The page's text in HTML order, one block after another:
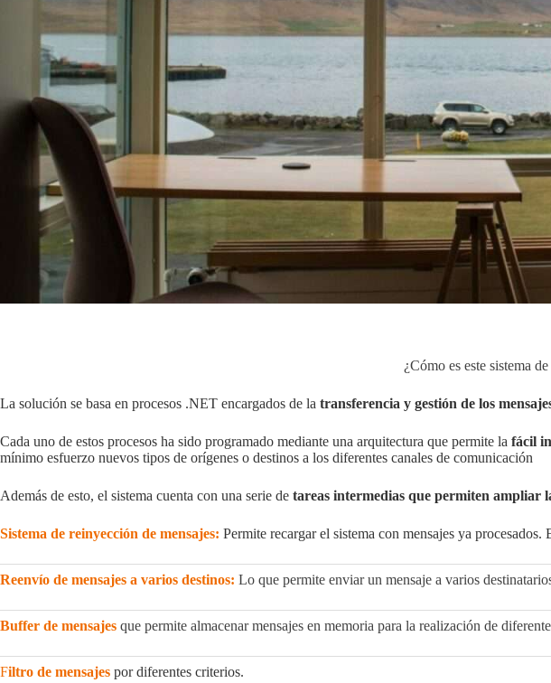
¿Cómo es este sistema
La solución se basa en procesos .NET encargados de la transferencia y gestión de los
Cada uno de estos procesos ha sido programado mediante una arquitectura que permite la fácil
mínimo esfuerzo nuevos tipos de orígenes o destinos a los diferentes canales de comunicación
Además de esto, el sistema cuenta con una serie de tareas intermedias que permiten ampliar
Sistema de reinyección de mensajes: Permite recargar el sistema con mensajes ya
Reenvío de mensajes a varios destinos: Lo que permite enviar un mensaje a varios
Buffer de mensajes que permite almacenar mensajes en memoria para la realización de
Filtro de mensajes por diferentes criterios.